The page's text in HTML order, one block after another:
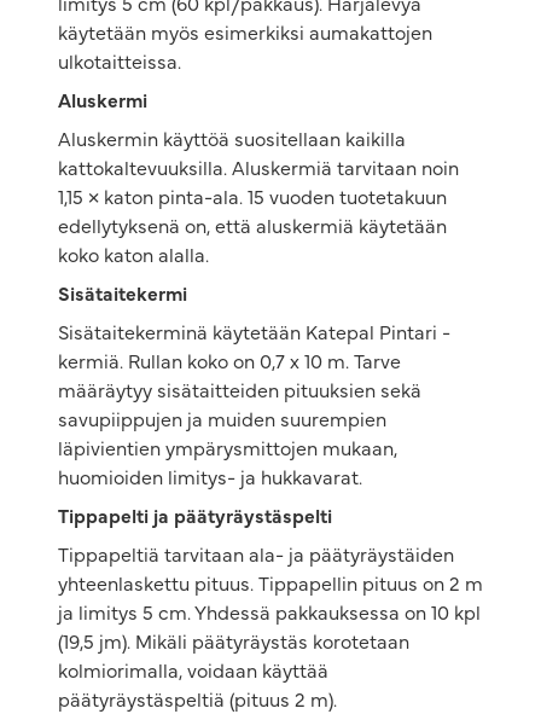
käytetään myös esimerkiksi aumakattojen
ulkotaitteissa.
Aluskermi
Aluskermin käyttöä suositellaan kaikilla
kattokaltevuuksilla. Aluskermiä tarvitaan noin
1,15 × katon pinta-ala. 15 vuoden tuotetakuun
edellytyksenä on, että aluskermiä käytetään
koko katon alalla.
Sisätaitekermi
Sisätaitekerminä käytetään Katepal Pintari -
kermiä. Rullan koko on 0,7 x 10 m. Tarve
määräytyy sisätaitteiden pituuksien sekä
savupiippujen ja muiden suurempien
läpivientien ympärysmittojen mukaan,
huomioiden limitys- ja hukkavarat.
Tippapelti ja päätyräystäspelti
Tippapeltiä tarvitaan ala- ja päätyräystäiden
yhteenlaskettu pituus. Tippapellin pituus on 2 m
ja limitys 5 cm. Yhdessä pakkauksessa on 10 kpl
(19,5 jm). Mikäli päätyräystäs korotetaan
kolmiorimalla, voidaan käyttää
päätyräystäspeltiä (pituus 2 m).